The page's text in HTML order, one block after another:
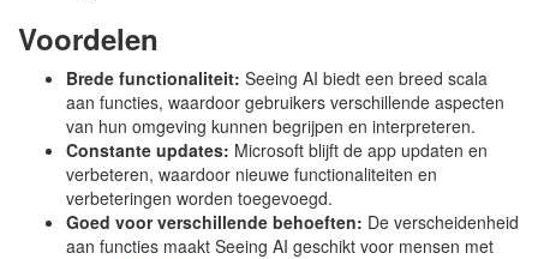
Voordelen
Brede functionaliteit: Seeing AI biedt een breed scala
aan functies, waardoor gebruikers verschillende aspecten
van hun omgeving kunnen begrijpen en interpreteren.
Constante updates: Microsoft blijft de app updaten en
verbeteren, waardoor nieuwe functionaliteiten en
verbeteringen worden toegevoegd.
Goed voor verschillende behoeften: De verscheidenheid
aan functies maakt Seeing AI geschikt voor mensen met